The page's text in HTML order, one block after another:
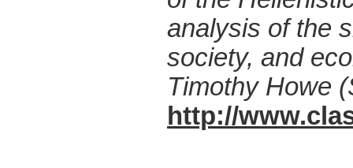
analysis of the
society, and
Timothy Howe
http://